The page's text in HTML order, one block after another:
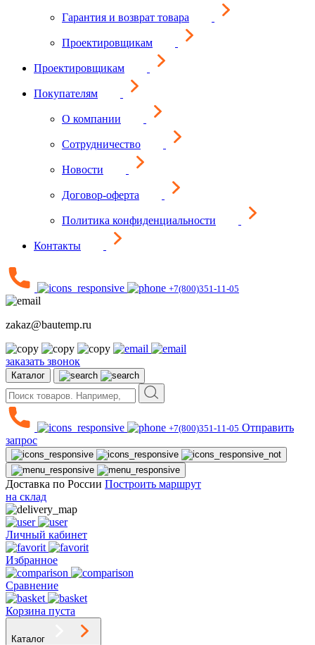
Гарантия и возврат товара
Проектировщикам
Проектировщикам
Покупателям
О компании
Сотрудничество
Новости
Договор-оферта
Политика конфиденциальности
Контакты
+7(800)351-11-05
zakaz@bautemp.ru
заказать звонок
Каталог
+7(800)351-11-05 Отправить
запрос
Доставка по России Построить маршрут
на склад
Личный кабинет
Избранное
Сравнение
Корзина пуста
Каталог